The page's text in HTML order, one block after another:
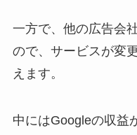
一方で、他の広告会
ので、サービスが変
えます。
中にはGoogleの収益